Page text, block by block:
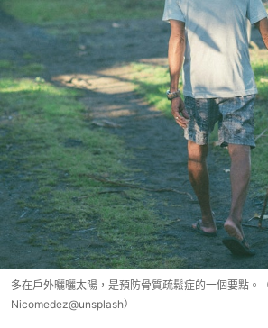
多在戶外曬曬太陽，是預防骨質疏鬆症的一個要點。
Nicomedez@unsplash）